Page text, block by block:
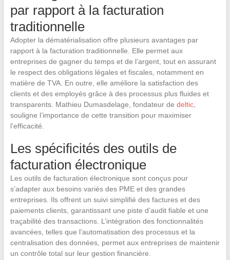
par rapport à la facturation
traditionnelle
Adopter la dématérialisation offre plusieurs avantages par
rapport à la facturation traditionnelle. Elle permet aux
entreprises de gagner du temps et de l’argent, tout en assurant
le respect des obligations légales et fiscales, notamment en
matière de TVA. En outre, elle améliore la satisfaction des
clients et des employés grâce à des processus plus fluides et
transparents. Mathieu Dumasdelage, fondateur de deltic,
souligne l’importance de cette transition pour maximiser
l’efficacité.
Les spécificités des outils de
facturation électronique
Les outils de facturation électronique sont conçus pour
s’adapter aux besoins variés des PME et des grandes
entreprises. Ils offrent un suivi simplifié des factures et des
paiements clients, garantissant une piste d’audit fiable et une
traçabilité des transactions. L’intégration des fonctionnalités
avancées, telles que l’automatisation des processus et la
centralisation des données, permet aux entreprises de maintenir
un contrôle total sur leur gestion financière.